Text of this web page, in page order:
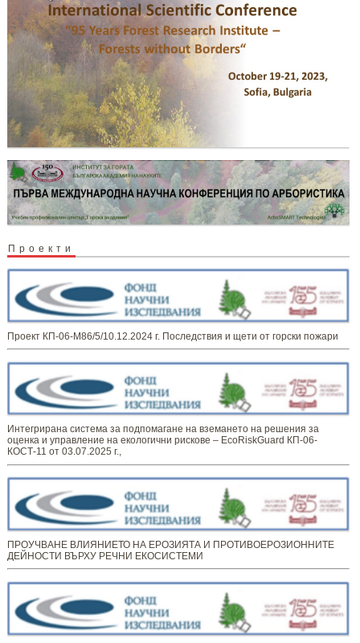
Проекти
Проект КП-06-М86/5/10.12.2024 г. Последствия и щети от горски пожари
Интегрирана система за подпомагане на вземането на решения за
оценка и управление на екологични рискове – EcoRiskGuard КП-06-
КОСТ-11 от 03.07.2025 г.,
ПРОУЧВАНЕ ВЛИЯНИЕТО НА ЕРОЗИЯТА И ПРОТИВОЕРОЗИОННИТЕ
ДЕЙНОСТИ ВЪРХУ РЕЧНИ ЕКОСИСТЕМИ